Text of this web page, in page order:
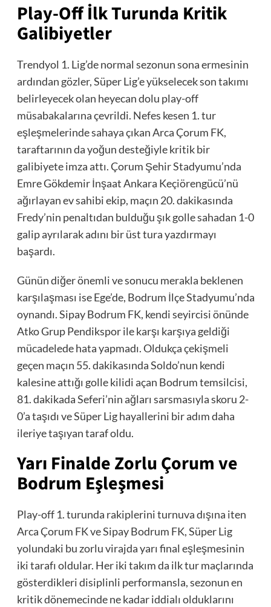
Play-Off İlk Turunda Kritik
Galibiyetler
Trendyol 1. Lig’de normal sezonun sona ermesinin
ardından gözler, Süper Lig’e yükselecek son takımı
belirleyecek olan heyecan dolu play-off
müsabakalarına çevrildi. Nefes kesen 1. tur
eşleşmelerinde sahaya çıkan Arca Çorum FK,
taraftarının da yoğun desteğiyle kritik bir
galibiyete imza attı. Çorum Şehir Stadyumu’nda
Emre Gökdemir İnşaat Ankara Keçiörengücü’nü
ağırlayan ev sahibi ekip, maçın 20. dakikasında
Fredy’nin penaltıdan bulduğu şık golle sahadan 1-0
galip ayrılarak adını bir üst tura yazdırmayı
başardı.
Günün diğer önemli ve sonucu merakla beklenen
karşılaşması ise Ege’de, Bodrum İlçe Stadyumu’nda
oynandı. Sipay Bodrum FK, kendi seyircisi önünde
Atko Grup Pendikspor ile karşı karşıya geldiği
mücadelede hata yapmadı. Oldukça çekişmeli
geçen maçın 55. dakikasında Soldo’nun kendi
kalesine attığı golle kilidi açan Bodrum temsilcisi,
81. dakikada Seferi’nin ağları sarsmasıyla skoru 2-
0’a taşıdı ve Süper Lig hayallerini bir adım daha
ileriye taşıyan taraf oldu.
Yarı Finalde Zorlu Çorum ve
Bodrum Eşleşmesi
Play-off 1. turunda rakiplerini turnuva dışına iten
Arca Çorum FK ve Sipay Bodrum FK, Süper Lig
yolundaki bu zorlu virajda yarı final eşleşmesinin
iki tarafı oldular. Her iki takım da ilk tur maçlarında
gösterdikleri disiplinli performansla, sezonun en
kritik dönemecinde ne kadar iddialı olduklarını